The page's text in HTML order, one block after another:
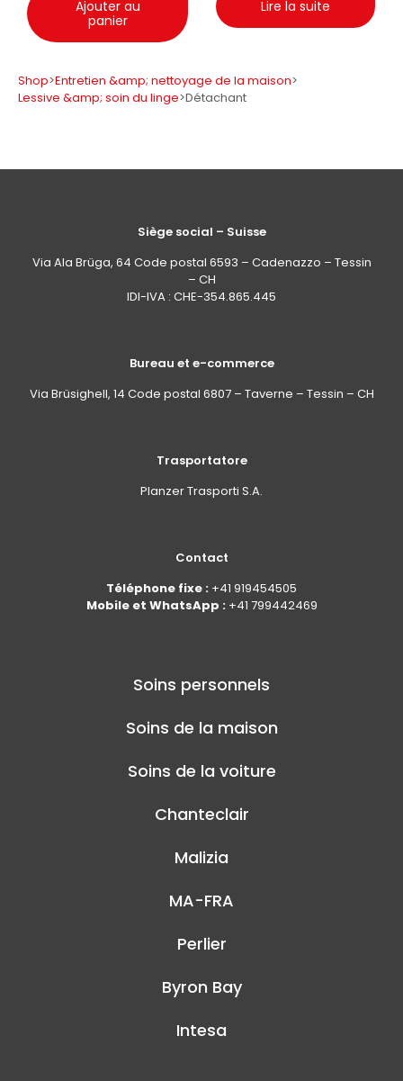
Ajouter au
panier
Lire la suite
Shop>Entretien &amp; nettoyage de la maison>
Lessive &amp; soin du linge>Détachant
Siège social – Suisse
Via Ala Brüga, 64 Code postal 6593 – Cadenazzo – Tessin
– CH
IDI-IVA : CHE-354.865.445
Bureau et e-commerce
Via Brüsighell, 14 Code postal 6807 – Taverne – Tessin – CH
Trasportatore
Planzer Trasporti S.A.
Contact
Téléphone fixe : +41 919454505
Mobile et WhatsApp : +41 799442469
Soins personnels
Soins de la maison
Soins de la voiture
Chanteclair
Malizia
MA-FRA
Perlier
Byron Bay
Intesa